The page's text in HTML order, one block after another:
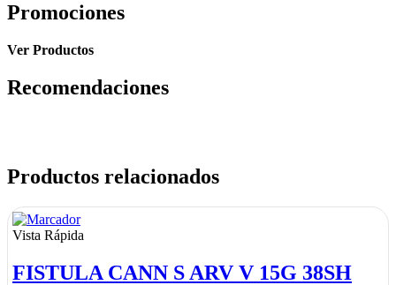
Promociones
Ver Productos
Recomendaciones
Productos relacionados
Vista Rápida
FISTULA CANN S ARV V 15G 38SH